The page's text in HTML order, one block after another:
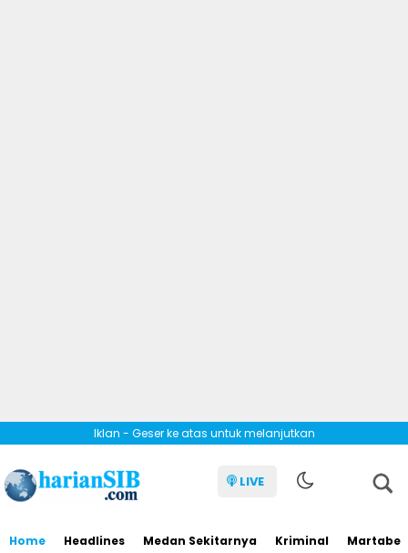
Iklan - Geser ke atas untuk melanjutkan
LIVE
Home Headlines Medan Sekitarnya Kriminal Martabe